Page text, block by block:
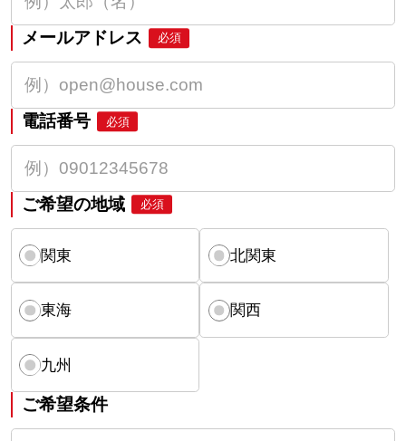
メールアドレス 必須
電話番号 必須
ご希望の地域 必須
関東 北関東
東海 関西
九州
ご希望条件